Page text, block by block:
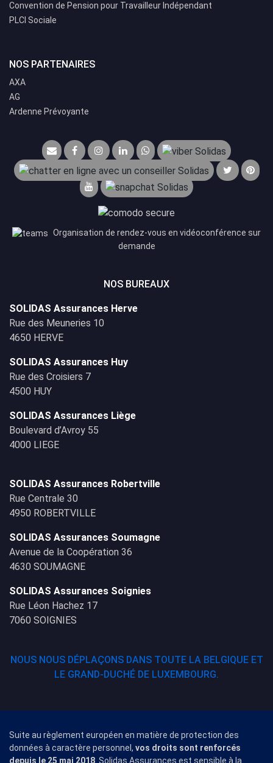
Convention de Pension pour Travailleur Indépendant
PLCI Sociale
NOS PARTENAIRES
AXA
AG
Ardenne Prévoyante
Organisation de rendez-vous en vidéoconférence sur
demande
NOS BUREAUX
SOLIDAS Assurances Herve
Rue des Meuneries 10
4650 HERVE
SOLIDAS Assurances Huy
Rue des Croisiers 7
4500 HUY
SOLIDAS Assurances Liège
Boulevard d’Avroy 55
4000 LIEGE
SOLIDAS Assurances Robertville
Rue Centrale 30
4950 ROBERTVILLE
SOLIDAS Assurances Soumagne
Avenue de la Coopération 36
4630 SOUMAGNE
SOLIDAS Assurances Soignies
Rue Léon Hachez 17
7060 SOIGNIES
NOUS NOUS DÉPLAÇONS DANS TOUTE LA BELGIQUE ET
LE GRAND-DUCHÉ DE LUXEMBOURG.
Suite au règlement européen en matière de protection des
données à caractère personnel, vos droits sont renforcés
depuis le 25 mai 2018 . Solidas Assurances est sensible à la